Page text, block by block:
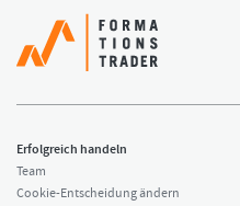
Erfolgreich handeln
Team
Cookie-Entscheidung ändern